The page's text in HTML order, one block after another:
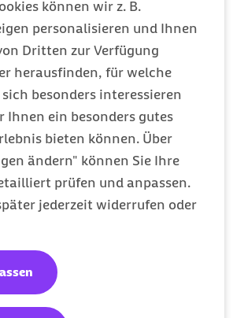
können wir z. B.
personalisieren und Ihnen
Dritten zur Verfügung
herausfinden, für welche
besonders interessieren
Ihnen ein besonders gutes
bieten können. Über
ändern" können Sie Ihre
prüfen und anpassen.
jederzeit widerrufen oder
die Beschwerden zu
dass sich neue
Geschulte Fachkräfte für
und Podologen) helfen
von Hühneraugen und der
ein
selbst
Hühneraugen entfernt
Reiz beseitigt
Fall, gibt es Folgendes zu